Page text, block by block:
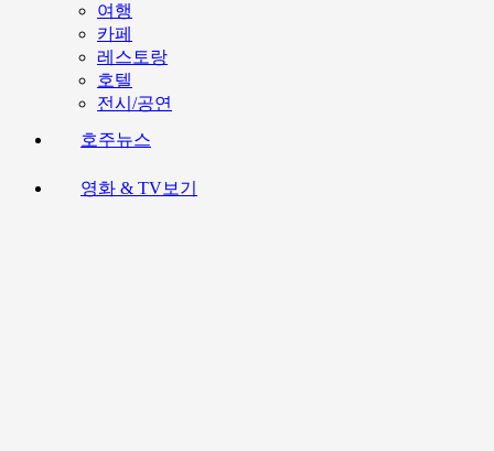
여행
카페
레스토랑
호텔
전시/공연
호주뉴스
영화 & TV보기